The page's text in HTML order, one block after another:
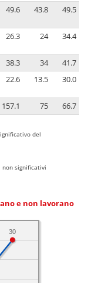
49.6 43.8 49.5
26.3 24 34.4
38.3 34
41.7
22.6 13.5 30.0
157.1 75 66.7
del
non significativi
e non lavorano
30